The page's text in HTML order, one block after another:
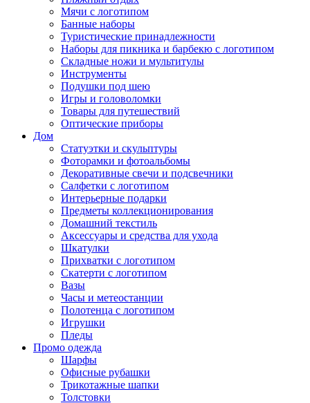
Мячи с логотипом
Банные наборы
Туристические принадлежности
Наборы для пикника и барбекю с логотипом
Складные ножи и мультитулы
Инструменты
Подушки под шею
Игры и головоломки
Товары для путешествий
Оптические приборы
Дом
Статуэтки и скульптуры
Фоторамки и фотоальбомы
Декоративные свечи и подсвечники
Салфетки с логотипом
Интерьерные подарки
Предметы коллекционирования
Домашний текстиль
Аксессуары и средства для ухода
Шкатулки
Прихватки с логотипом
Скатерти с логотипом
Вазы
Часы и метеостанции
Полотенца с логотипом
Игрушки
Пледы
Промо одежда
Шарфы
Офисные рубашки
Трикотажные шапки
Толстовки